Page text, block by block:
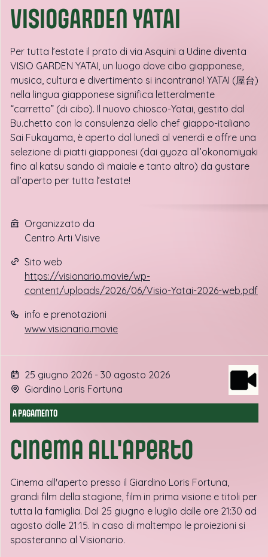
VISIOGARDEN YATAI
Per tutta l’estate il prato di via Asquini a Udine diventa
VISIO GARDEN YATAI, un luogo dove cibo giapponese,
musica, cultura e divertimento si incontrano! YATAI (屋台)
nella lingua giapponese significa letteralmente
“carretto” (di cibo). Il nuovo chiosco-Yatai, gestito dal
Bu.chetto con la consulenza dello chef giappo-italiano
Sai Fukayama, è aperto dal lunedì al venerdì e offre una
selezione di piatti giapponesi (dai gyoza all’okonomiyaki
fino al katsu sando di maiale e tanto altro) da gustare
all’aperto per tutta l’estate!
Organizzato da
Centro Arti Visive
Sito web
https://visionario.movie/wp-
content/uploads/2026/06/Visio-Yatai-2026-web.pdf
info e prenotazioni
www.visionario.movie
25 giugno 2026 - 30 agosto 2026
Giardino Loris Fortuna
A PAGAMENTO
Cinema all'aperto
Cinema all'aperto presso il Giardino Loris Fortuna,
grandi film della stagione, film in prima visione e titoli per
tutta la famiglia. Dal 25 giugno e luglio dalle ore 21:30 ad
agosto dalle 21:15. In caso di maltempo le proiezioni si
sposteranno al Visionario.